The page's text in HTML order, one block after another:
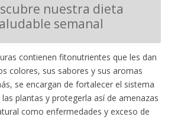
nuestra dieta
semanal
contienen fitonutrientes que les dan
colores, sus sabores y sus aromas
se encargan de fortalecer el sistema
plantas y protegerla así de amenazas
como enfermedades y exceso de